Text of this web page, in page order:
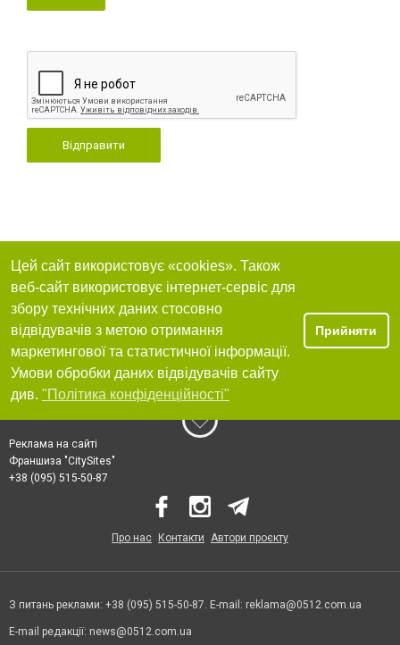
Відправити
Цей сайт використовує «cookies». Також
веб-сайт використовує інтернет-сервіс для
збору технічних даних стосовно
відвідувачів з метою отримання
маркетингової та статистичної інформації.
Умови обробки даних відвідувачів сайту
див. "Політика конфіденційності"
Прийняти
Реклама на сайті
Франшиза "CitySites"
+38 (095) 515-50-87
Про нас Контакти Автори проєкту
З питань реклами: +38 (095) 515-50-87. E-mail: reklama@0512.com.ua
E-mail редакції: news@0512.com.ua